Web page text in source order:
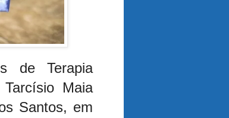
de Terapia
Maia
Santos, em